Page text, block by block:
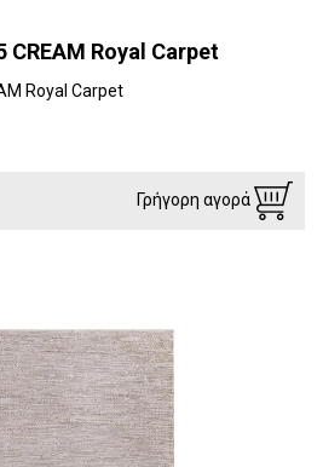
CREAM Royal Carpet
Royal Carpet
Γρήγορη αγορά